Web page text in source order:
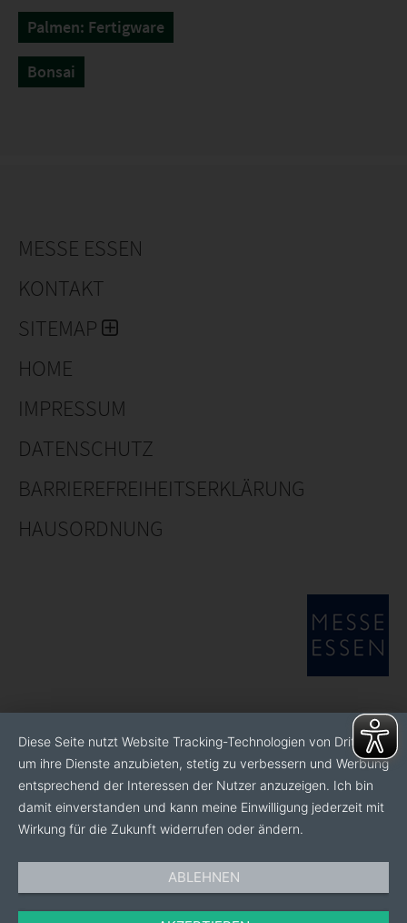
Palmen: Fertigware
Bonsai
MESSE ESSEN
KONTAKT
SITEMAP
HOME
IMPRESSUM
DATENSCHUTZ
BARRIEREFREIHEITSERKLÄRUNG
HAUSORDNUNG
Diese Seite nutzt Website Tracking-Technologien von Dritten,
um ihre Dienste anzubieten, stetig zu verbessern und Werbung
entsprechend der Interessen der Nutzer anzuzeigen. Ich bin
damit einverstanden und kann meine Einwilligung jederzeit mit
Wirkung für die Zukunft widerrufen oder ändern.
ABLEHNEN